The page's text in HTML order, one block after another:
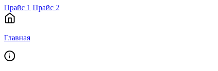
Прайс 1 Прайс 2
Главная